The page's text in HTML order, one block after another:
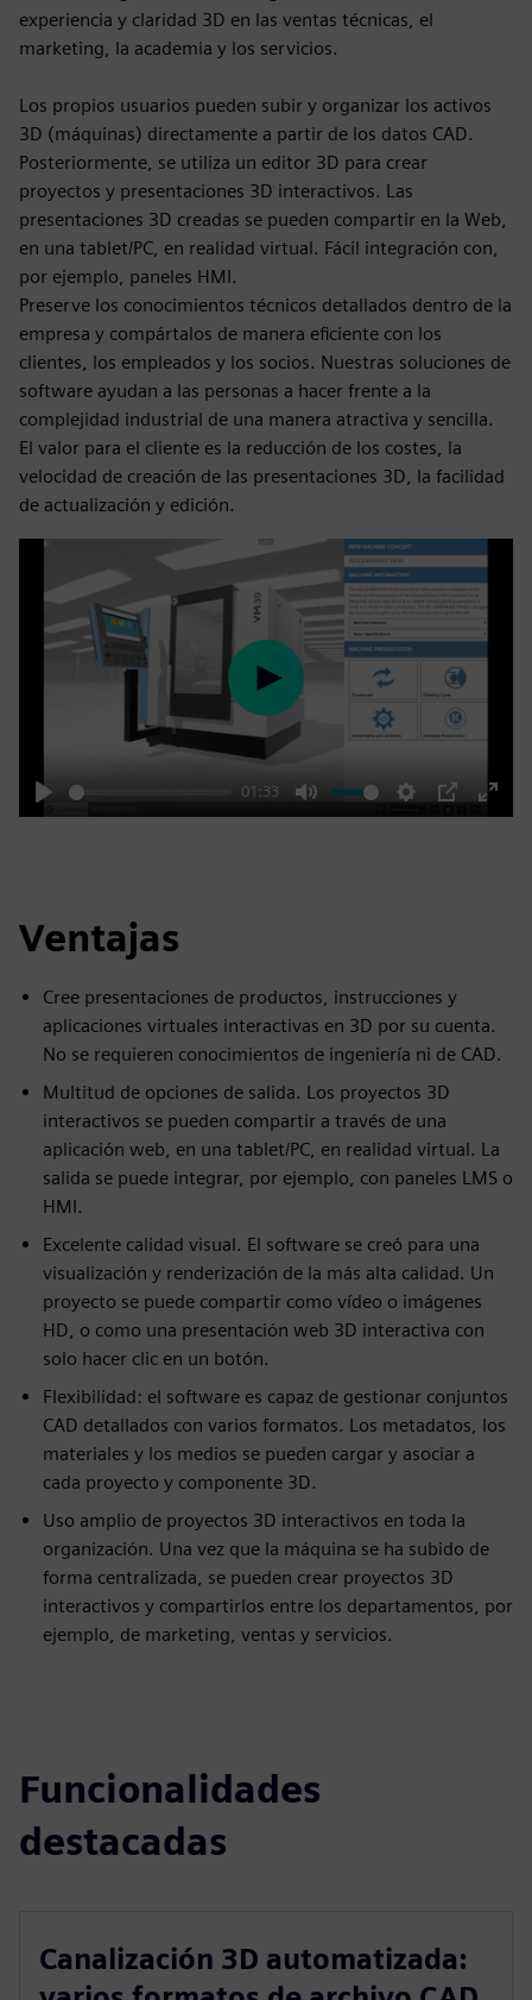
experiencia y claridad 3D en las ventas técnicas, el
marketing, la academia y los servicios.
Los propios usuarios pueden subir y organizar los activos
3D (máquinas) directamente a partir de los datos CAD.
Posteriormente, se utiliza un editor 3D para crear
proyectos y presentaciones 3D interactivos. Las
presentaciones 3D creadas se pueden compartir en la Web,
en una tablet/PC, en realidad virtual. Fácil integración con,
por ejemplo, paneles HMI.
Preserve los conocimientos técnicos detallados dentro de la
empresa y compártalos de manera eficiente con los
clientes, los empleados y los socios. Nuestras soluciones de
software ayudan a las personas a hacer frente a la
complejidad industrial de una manera atractiva y sencilla.
El valor para el cliente es la reducción de los costes, la
velocidad de creación de las presentaciones 3D, la facilidad
de actualización y edición.
Play
01:33
Mute Settings
PIP
Enter
Play
Ventajas
Cree presentaciones de productos, instrucciones y
aplicaciones virtuales interactivas en 3D por su cuenta.
No se requieren conocimientos de ingeniería ni de CAD.
Multitud de opciones de salida. Los proyectos 3D
interactivos se pueden compartir a través de una
aplicación web, en una tablet/PC, en realidad virtual. La
salida se puede integrar, por ejemplo, con paneles LMS o
HMI.
Excelente calidad visual. El software se creó para una
visualización y renderización de la más alta calidad. Un
proyecto se puede compartir como vídeo o imágenes
HD, o como una presentación web 3D interactiva con
solo hacer clic en un botón.
Flexibilidad: el software es capaz de gestionar conjuntos
CAD detallados con varios formatos. Los metadatos, los
materiales y los medios se pueden cargar y asociar a
cada proyecto y componente 3D.
Uso amplio de proyectos 3D interactivos en toda la
organización. Una vez que la máquina se ha subido de
forma centralizada, se pueden crear proyectos 3D
interactivos y compartirlos entre los departamentos, por
ejemplo, de marketing, ventas y servicios.
Funcionalidades
destacadas
Canalización 3D automatizada: